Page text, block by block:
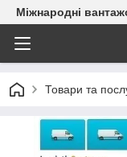
Міжнародні
Товари та